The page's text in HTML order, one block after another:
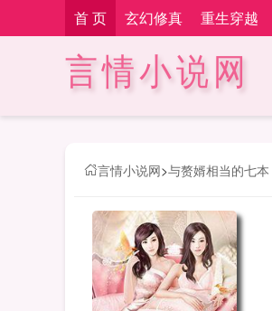
首 页 玄幻修真 重生穿越
言情小说网
言情小说网>与赘婿相当的七本